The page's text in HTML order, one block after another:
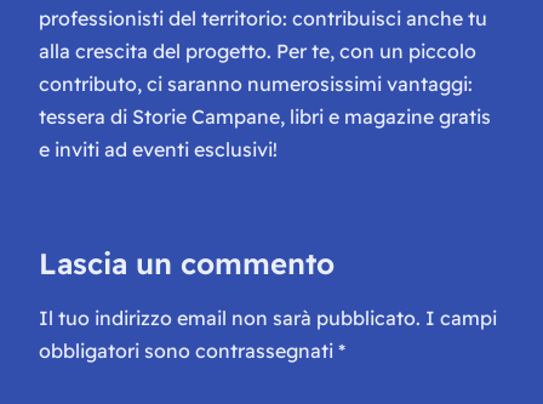
professionisti del territorio: contribuisci anche tu
alla crescita del progetto. Per te, con un piccolo
contributo, ci saranno numerosissimi vantaggi:
tessera di Storie Campane, libri e magazine gratis
e inviti ad eventi esclusivi!
Lascia un commento
Il tuo indirizzo email non sarà pubblicato. I campi
obbligatori sono contrassegnati *